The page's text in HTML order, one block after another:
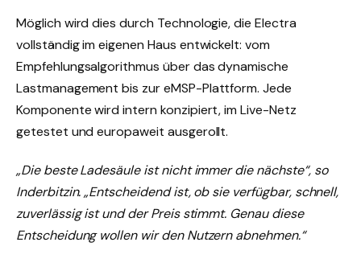
Möglich wird dies durch Technologie, die Electra
vollständig im eigenen Haus entwickelt: vom
Empfehlungsalgorithmus über das dynamische
Lastmanagement bis zur eMSP-Plattform. Jede
Komponente wird intern konzipiert, im Live-Netz
getestet und europaweit ausgerollt.
„Die beste Ladesäule ist nicht immer die nächste“, so
Inderbitzin. „Entscheidend ist, ob sie verfügbar, schnell,
zuverlässig ist und der Preis stimmt. Genau diese
Entscheidung wollen wir den Nutzern abnehmen.“